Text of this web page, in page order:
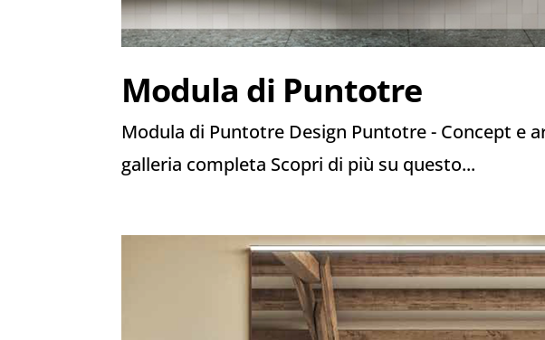
Modula di Puntotre
Modula di Puntotre Design Puntotre - Concept e
galleria completa Scopri di più su questo...